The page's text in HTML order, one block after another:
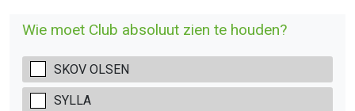
Wie moet Club absoluut zien te houden?
SKOV OLSEN
SYLLA